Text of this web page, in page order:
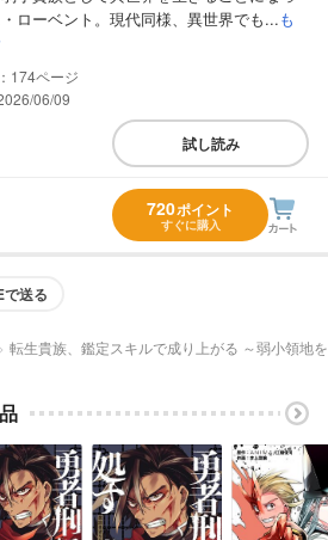
ローベント。現代同様、異世界でも...も
174
06/09
試し読み
720ポイント
すぐに購入
で送る
転生貴族、鑑定スキルで成り上がる ～弱小領地